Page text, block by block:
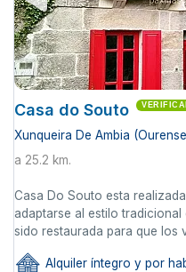
Casa do Souto
Xunqueira De Ambia
a 25.2 km.
Casa Do Souto esta
adaptarse al estilo
sido restaurada para que los
Alquiler íntegro y por